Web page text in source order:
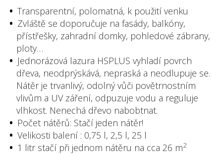
Transparentní, polomatná, k použití venku
Zvláště se doporučuje na fasády, balkóny,
přístřešky, zahradní domky, pohledové zábrany,
ploty…
Jednorázová lazura HSPLUS vyhladí povrch
dřeva, neodprýskává, nepraská a neodlupuje se.
Nátěr je trvanlivý, odolný vůči povětrnostním
vlivům a UV záření, odpuzuje vodu a reguluje
vlhkost. Nenechá dřevo nabobtnat.
Počet nátěrů: Stačí jeden nátěr!
Velikosti balení : 0,75 l, 2,5 l, 25 l
1 litr stačí při jednom nátěru na cca 26 m2